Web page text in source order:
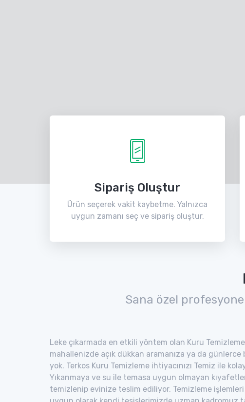
Sipariş Oluştur
Ürün seçerek vakit kaybetme. Yalnızca
uygun zamanı seç ve sipariş oluştur.
Sana özel
Leke çıkarmada en etkili yöntem olan Kuru
mahallenizde açık dükkan aramanıza ya da günlerce
yok. Terkos Kuru Temizleme ihtiyacınızı Temiz ile
Yıkanmaya ve su ile temasa uygun olmayan
temizlenip evinize teslim ediliyor. Temizleme